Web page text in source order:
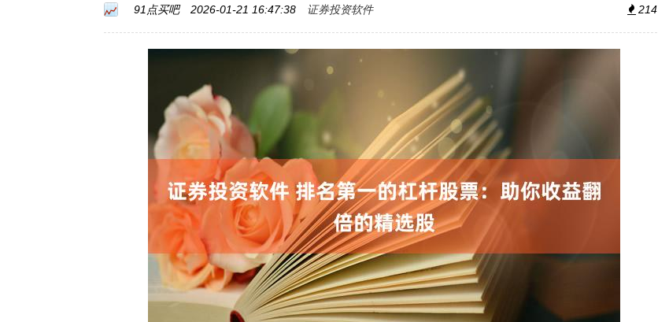
91点买吧 2026-01-21 16:47:38 证券投资软件 214